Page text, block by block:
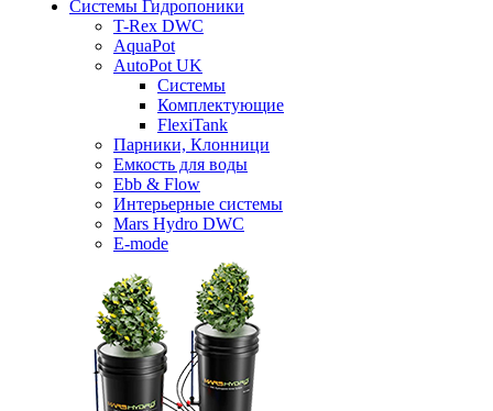
Системы Гидропоники
T-Rex DWC
AquaPot
AutoPot UK
Системы
Комплектующие
FlexiTank
Парники, Клонници
Емкость для воды
Ebb & Flow
Интерьерные системы
Mars Hydro DWC
E-mode